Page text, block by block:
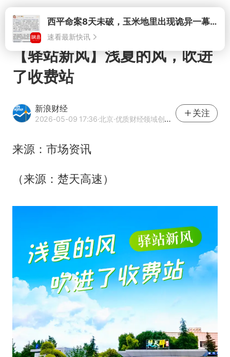
打开西平命案8天未破，玉米地里出现诡异一幕，我突然想起了欧金中
速看最新快讯
【驿站新风】浅夏的风，吹进
了收费站
新浪财经
2026-05-09 17:36·北京·优质财经领域创作者
关注
来源：市场资讯
（来源：楚天高速）